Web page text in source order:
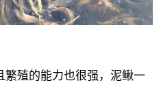
繁殖的能力也很强，泥鳅一